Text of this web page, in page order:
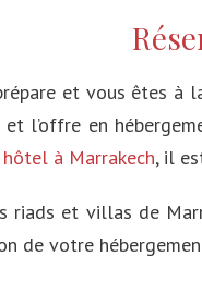
et vous êtes à
l’offre en
hôtel à Marrakech, il
riads et villas de
de votre